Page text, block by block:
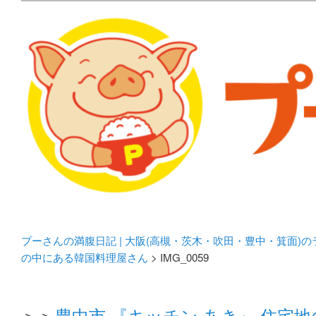
プーさんの満腹日記 |
豊中・箕面)のランチ＆
化してます。
プーさんの満腹日記 | 大阪(高槻・茨木・吹田・豊中・箕面)
の中にある韓国料理屋さん > IMG_0059